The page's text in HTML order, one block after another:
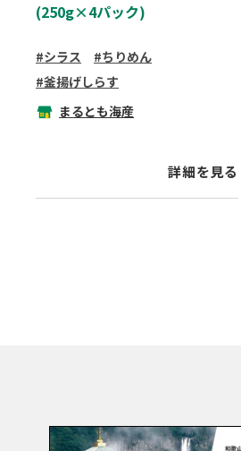
(250g×4パック)
シラス
ちりめん
釜揚げしらす
まるとも海産
詳細を見る